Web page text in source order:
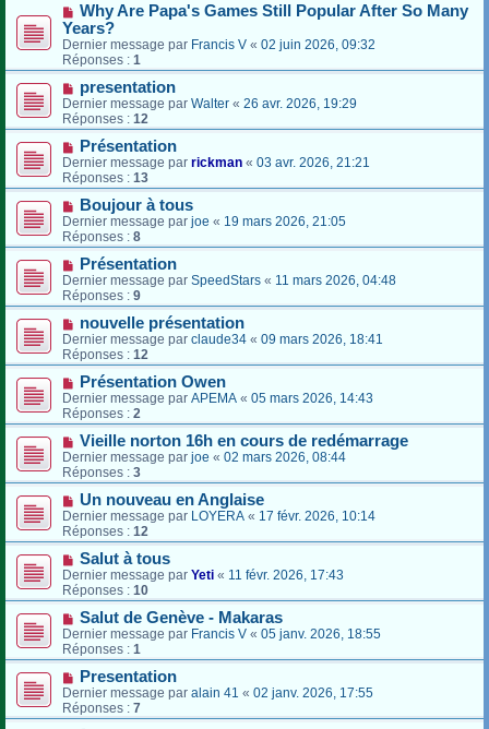
Why Are Papa's Games Still Popular After So Many
Years?
Dernier message par Francis V « 02 juin 2026, 09:32
Réponses : 1
presentation
Dernier message par Walter « 26 avr. 2026, 19:29
Réponses : 12
Présentation
Dernier message par rickman « 03 avr. 2026, 21:21
Réponses : 13
Boujour à tous
Dernier message par joe « 19 mars 2026, 21:05
Réponses : 8
Présentation
Dernier message par SpeedStars « 11 mars 2026, 04:48
Réponses : 9
nouvelle présentation
Dernier message par claude34 « 09 mars 2026, 18:41
Réponses : 12
Présentation Owen
Dernier message par APEMA « 05 mars 2026, 14:43
Réponses : 2
Vieille norton 16h en cours de redémarrage
Dernier message par joe « 02 mars 2026, 08:44
Réponses : 3
Un nouveau en Anglaise
Dernier message par LOYERA « 17 févr. 2026, 10:14
Réponses : 12
Salut à tous
Dernier message par Yeti « 11 févr. 2026, 17:43
Réponses : 10
Salut de Genève - Makaras
Dernier message par Francis V « 05 janv. 2026, 18:55
Réponses : 1
Presentation
Dernier message par alain 41 « 02 janv. 2026, 17:55
Réponses : 7